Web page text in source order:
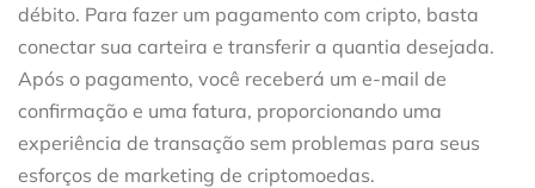
débito. Para fazer um pagamento com cripto, basta
conectar sua carteira e transferir a quantia desejada.
Após o pagamento, você receberá um e-mail de
confirmação e uma fatura, proporcionando uma
experiência de transação sem problemas para seus
esforços de marketing de criptomoedas.